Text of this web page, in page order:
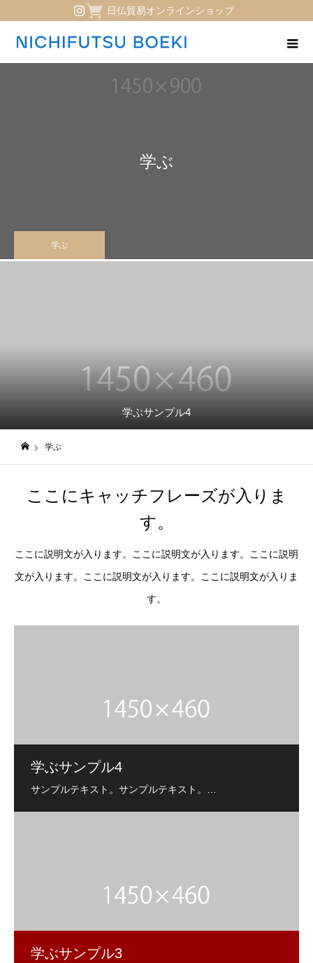
日仏貿易オンラインショップ
学ぶ
学ぶ
学ぶサンプル4
学ぶ
ここにキャッチフレーズが入りま
す。
ここに説明文が入ります。ここに説明文が入ります。ここに説明
文が入ります。ここに説明文が入ります。ここに説明文が入りま
す。
学ぶサンプル4
学ぶサンプル3